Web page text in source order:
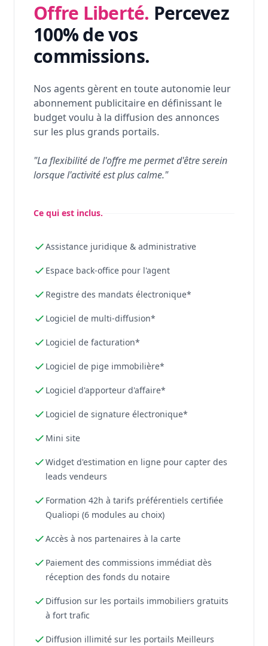
Offre Liberté. Percevez
100% de vos
commissions.
Nos agents gèrent en toute autonomie leur
abonnement publicitaire en définissant le
budget voulu à la diffusion des annonces
sur les plus grands portails.
"La flexibilité de l'offre me permet d'être serein
lorsque l'activité est plus calme."
Ce qui est inclus.
Assistance juridique & administrative
Espace back-office pour l'agent
Registre des mandats électronique*
Logiciel de multi-diffusion*
Logiciel de facturation*
Logiciel de pige immobilière*
Logiciel d'apporteur d'affaire*
Logiciel de signature électronique*
Mini site
Widget d'estimation en ligne pour capter des
leads vendeurs
Formation 42h à tarifs préférentiels certifiée
Qualiopi (6 modules au choix)
Accès à nos partenaires à la carte
Paiement des commissions immédiat dès
réception des fonds du notaire
Diffusion sur les portails immobiliers gratuits
à fort trafic
Diffusion illimité sur les portails Meilleurs